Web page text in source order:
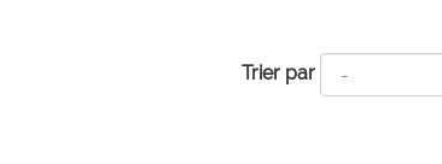
Trier par